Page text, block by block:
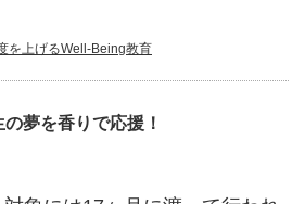
を上げるWell-Being教育
夢を香りで応援！